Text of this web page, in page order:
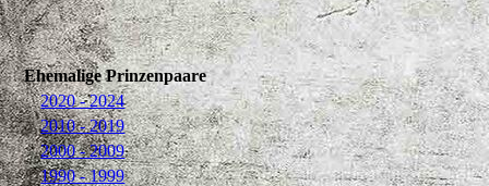
Ehemalige Prinzenpaare
2020 - 2024
2010 - 2019
2000 - 2009
1990 - 1999